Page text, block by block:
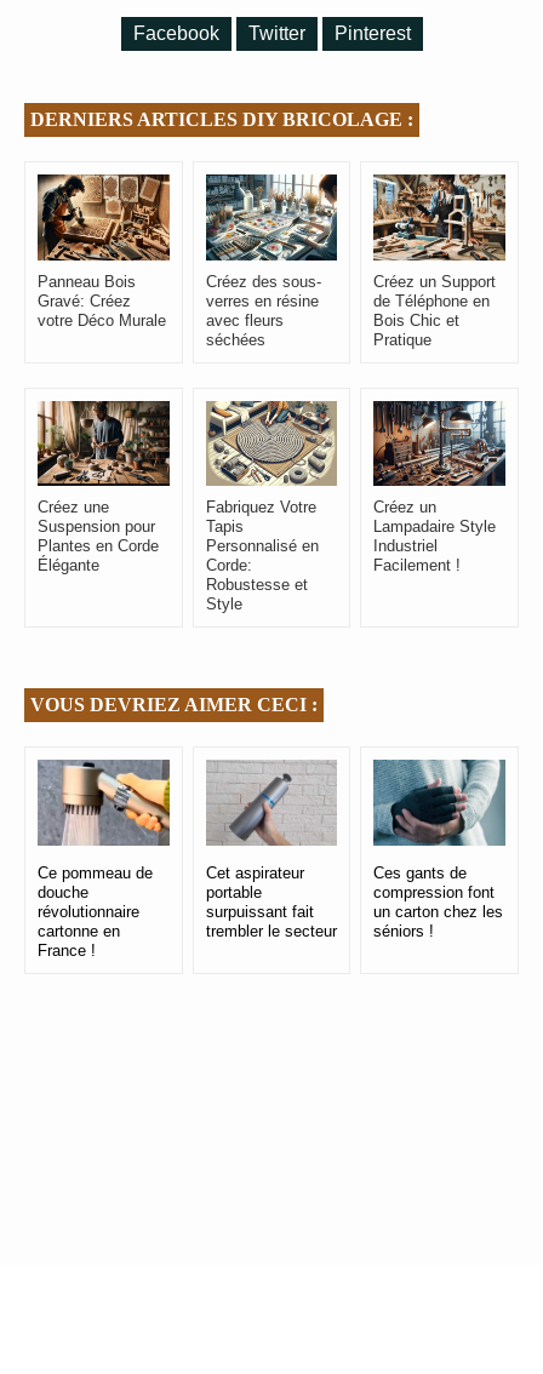
Facebook Twitter Pinterest
DERNIERS ARTICLES DIY BRICOLAGE :
Panneau Bois
Gravé: Créez
votre Déco Murale
Créez des sous-
verres en résine
avec fleurs
séchées
Créez un Support
de Téléphone en
Bois Chic et
Pratique
Créez une
Suspension pour
Plantes en Corde
Élégante
Fabriquez Votre
Tapis
Personnalisé en
Corde:
Robustesse et
Style
Créez un
Lampadaire Style
Industriel
Facilement !
VOUS DEVRIEZ AIMER CECI :
Ce pommeau de
douche
révolutionnaire
cartonne en
France !
Cet aspirateur
portable
surpuissant fait
trembler le secteur
Ces gants de
compression font
un carton chez les
séniors !